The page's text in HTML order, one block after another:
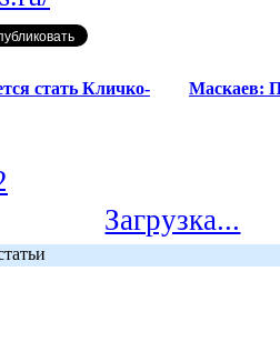
стать Кличко-
Маскаев:
Загрузка...